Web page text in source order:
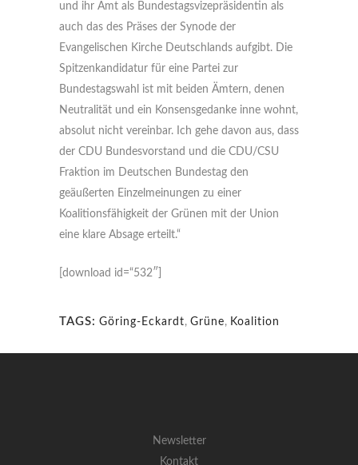
und ihr Amt als Bundestagsvizepräsidentin als
auch das des Präses der Synode der
Evangelischen Kirche Deutschlands aufgibt. Die
Spitzenkandidatur für eine Partei zur
Bundestagswahl ist mit beiden Ämtern, denen
Neutralität und ein Konsensgedanke inne wohnt,
absolut nicht vereinbar. Ich gehe davon aus, dass
der CDU Bundesvorstand und die CDU/CSU
Fraktion im Deutschen Bundestag den
geäußerten Einzelmeinungen zu einer
Koalitionsfähigkeit der Grünen mit der Union
eine klare Absage erteilt.“
[download id=“532″]
TAGS: Göring-Eckardt, Grüne, Koalition
Newsletter
Kontakt